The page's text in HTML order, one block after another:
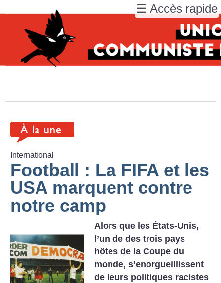
International
Football : La FIFA et les
USA marquent contre
notre camp
Alors que les États-Unis,
l’un de des trois pays
hôtes de la Coupe du
monde, s’enorgueillissent
de leurs politiques racistes
☰ Accès rapide